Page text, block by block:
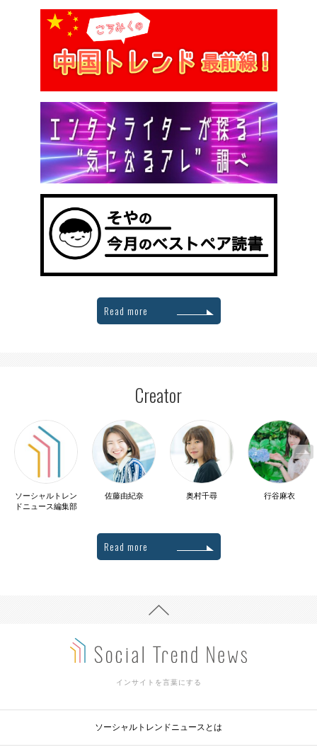
Read more
Creator
ソーシャルトレン
ドニュース編集部
佐藤由紀奈 奥村千尋 行谷麻衣
Read more
インサイトを言葉にする
ソーシャルトレンドニュースとは